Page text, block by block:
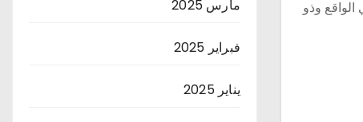
وذو
مارس 2025
فبراير 2025
يناير 2025